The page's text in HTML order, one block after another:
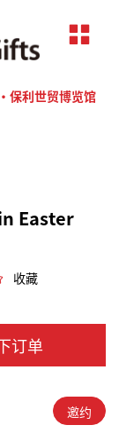
保利世贸博览馆
Easter
收藏
订单
邀约